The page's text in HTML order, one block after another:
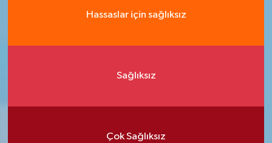
Hassaslar için sağlıksız
Sağlıksız
Çok Sağlıksız